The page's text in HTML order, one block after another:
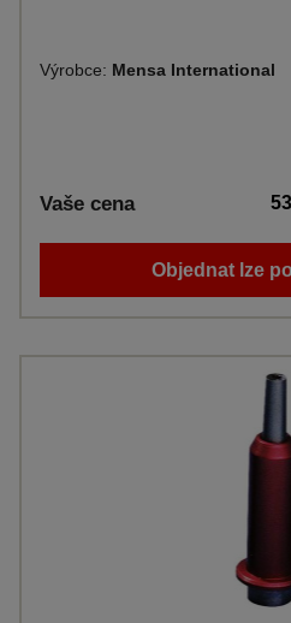
Výrobce: Mensa International
Vaše cena
Objednat lze